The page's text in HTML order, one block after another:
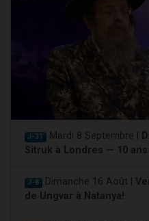
J-31 Mardi 8 Septembre |
Sitruk à Londres — 10
J-8 Dimanche 16 Août |
de Ungvar à Natanya!